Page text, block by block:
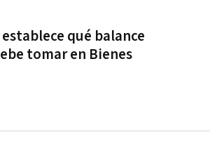
qué balance
tomar en Bienes